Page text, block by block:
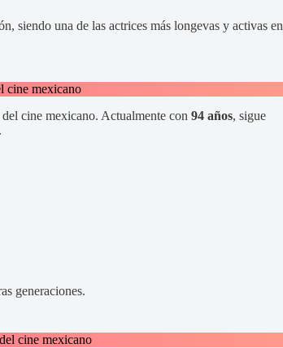
siendo una de las actrices más longevas y activas en
cine mexicano
cine mexicano. Actualmente con 94 años, sigue
generaciones.
cine mexicano